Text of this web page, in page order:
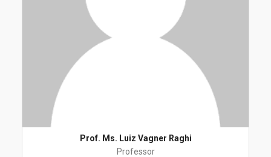
Prof. Ms. Luiz Vagner Raghi
Professor